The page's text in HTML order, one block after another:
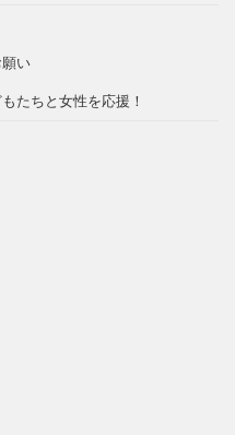
い
たちと女性を応援！